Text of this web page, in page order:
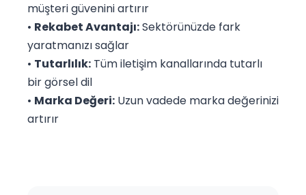
müşteri güvenini artırır
• Rekabet Avantajı:Sektörünüzde fark
yaratmanızı sağlar
• Tutarlılık: Tüm iletişim kanallarında tutarlı
bir görsel dil
• Marka Değeri: Uzun vadede marka değerinizi
artırır